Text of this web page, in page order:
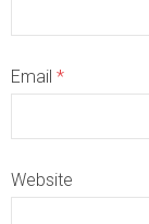
Email *
Website